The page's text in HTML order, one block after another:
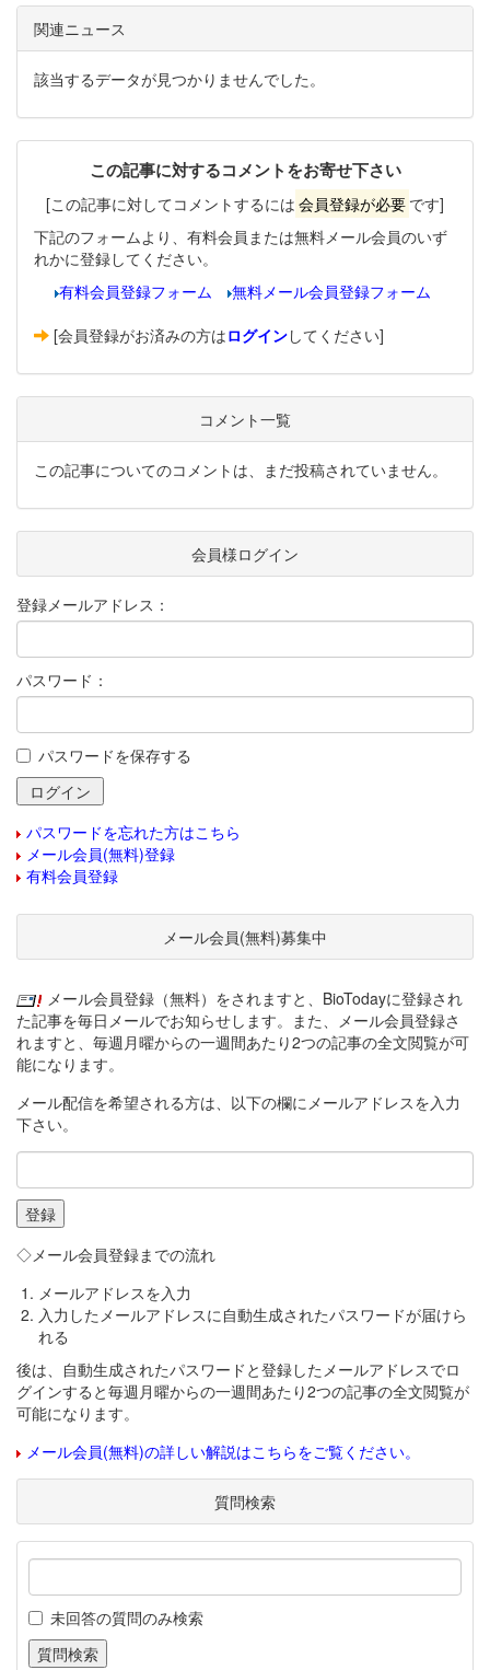
関連ニュース
該当するデータが見つかりませんでした。
この記事に対するコメントをお寄せ下さい
[この記事に対してコメントするには 会員登録が必要 です]
下記のフォームより、有料会員または無料メール会員のいず
れかに登録してください。
有料会員登録フォーム
無料メール会員登録フォーム
[会員登録がお済みの方はログインしてください]
コメント一覧
この記事についてのコメントは、まだ投稿されていません。
会員様ログイン
登録メールアドレス：
パスワード：
パスワードを保存する
パスワードを忘れた方はこちら
メール会員(無料)登録
有料会員登録
メール会員(無料)募集中
メール会員登録（無料）をされますと、BioTodayに登録され
た記事を毎日メールでお知らせします。また、メール会員登録さ
れますと、毎週月曜からの一週間あたり2つの記事の全文閲覧が可
能になります。
メール配信を希望される方は、以下の欄にメールアドレスを入力
下さい。
◇メール会員登録までの流れ
メールアドレスを入力
入力したメールアドレスに自動生成されたパスワードが届けら
れる
後は、自動生成されたパスワードと登録したメールアドレスでロ
グインすると毎週月曜からの一週間あたり2つの記事の全文閲覧が
可能になります。
メール会員(無料)の詳しい解説はこちらをご覧ください。
質問検索
未回答の質問のみ検索